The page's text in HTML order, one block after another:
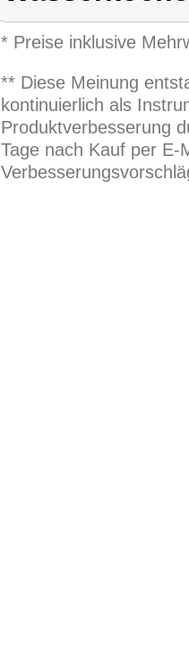
* Preise inklusive
** Diese Meinung
kontinuierlich als
Produktverbesserung
Tage nach Kauf per E-